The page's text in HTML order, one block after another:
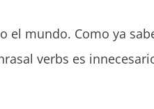
el mundo. Como ya
verbs es